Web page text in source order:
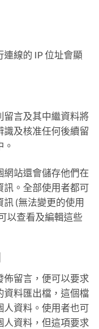
線的 IP 位址會顯
留言及其中繼資料將
及核准任何後續留
網站還會儲存他們在
訊。全部使用者都可
(無法變更的使用
以查看及編輯這些
留言，便可以要求
資料匯出檔，這個檔
人資料。使用者也可
資料，但這項要求